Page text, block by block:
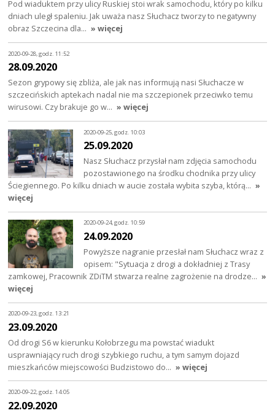
Pod wiaduktem przy ulicy Ruskiej stoi wrak samochodu, który po kilku
dniach uległ spaleniu. Jak uważa nasz Słuchacz tworzy to negatywny
obraz Szczecina dla… » więcej
2020-09-28, godz. 11:52
28.09.2020
Sezon grypowy się zbliża, ale jak nas informują nasi Słuchacze w
szczecińskich aptekach nadal nie ma szczepionek przeciwko temu
wirusowi. Czy brakuje go w… » więcej
2020-09-25, godz. 10:03
25.09.2020
Nasz Słuchacz przysłał nam zdjęcia samochodu
pozostawionego na środku chodnika przy ulicy
Ściegiennego. Po kilku dniach w aucie została wybita szyba, którą… »
więcej
2020-09-24, godz. 10:59
24.09.2020
Powyższe nagranie przesłał nam Słuchacz wraz z
opisem: "Sytuacja z drogi a dokładniej z Trasy
zamkowej, Pracownik ZDiTM stwarza realne zagrożenie na drodze… »
więcej
2020-09-23, godz. 13:21
23.09.2020
Od drogi S6 w kierunku Kołobrzegu ma powstać wiadukt
usprawniający ruch drogi szybkiego ruchu, a tym samym dojazd
mieszkańców miejscowości Budzistowo do… » więcej
2020-09-22, godz. 14:05
22.09.2020